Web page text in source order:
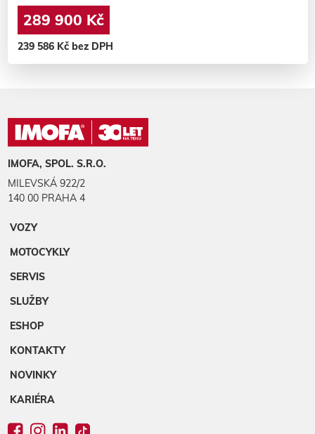
289 900 Kč
239 586 Kč bez DPH
IMOFA, SPOL. S.R.O.
MILEVSKÁ 922/2
140 00 PRAHA 4
VOZY
MOTOCYKLY
SERVIS
SLUŽBY
ESHOP
KONTAKTY
NOVINKY
KARIÉRA